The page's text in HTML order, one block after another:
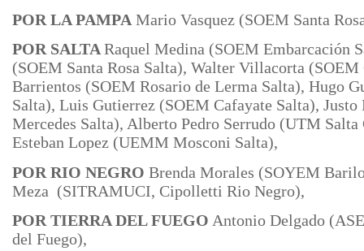
POR LA PAMPA Mario Vasquez (SOEM Santa
POR SALTA Raquel Medina (SOEM Embarcación
(SOEM Santa Rosa Salta), Walter Villacorta
Barrientos (SOEM Rosario de Lerma Salta), Hugo
Salta), Luis Gutierrez (SOEM Cafayate Salta),
Mercedes Salta), Alberto Pedro Serrudo (UTM
Esteban Lopez (UEMM Mosconi Salta),
POR RIO NEGRO Brenda Morales (SOYEM
Meza (SITRAMUCI, Cipolletti Rio Negro),
POR TIERRA DEL FUEGO Antonio Delgado
del Fuego),